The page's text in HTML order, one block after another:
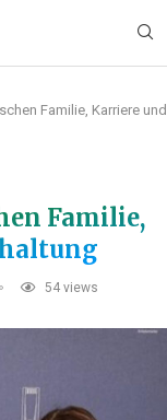
Familie, Karriere und
Familie,
54views